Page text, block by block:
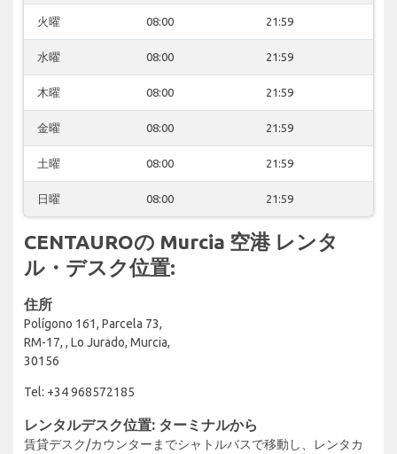
火曜 08:00 21:59
水曜 08:00 21:59
木曜 08:00 21:59
金曜 08:00 21:59
土曜 08:00 21:59
日曜 08:00 21:59
CENTAUROの Murcia 空港 レンタ
ル・デスク位置:
住所
Polígono 161, Parcela 73,
RM-17, , Lo Jurado, Murcia,
30156
Tel: +34 968572185
レンタルデスク位置: ターミナルから
賃貸デスク/カウンターまでシャトルバスで移動し、レンタカ